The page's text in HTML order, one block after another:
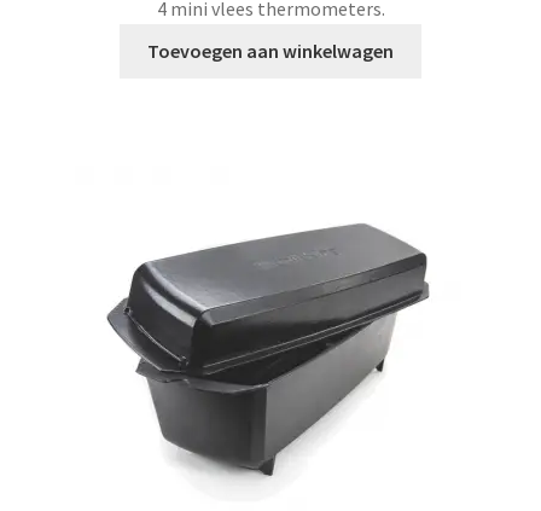
4 mini vlees thermometers.
Toevoegen aan winkelwagen